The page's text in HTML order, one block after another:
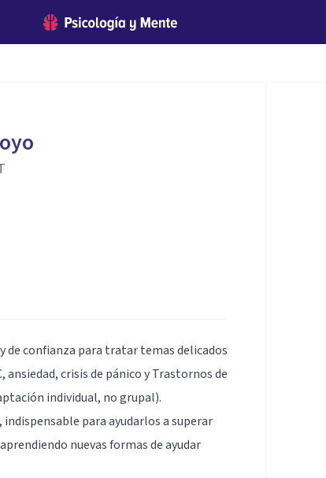
de confianza para tratar temas delicados
crisis de pánico y Trastornos de
individual, no grupal).
para ayudarlos a superar
nuevas formas de ayudar